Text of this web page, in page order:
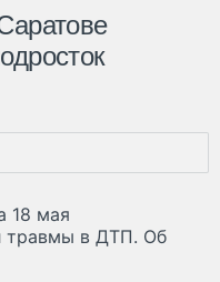
18 мая
травмы в ДТП. Об